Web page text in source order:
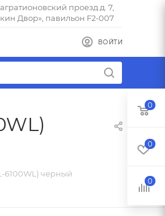
проезд д. 7,
Двор», павильон F2-007
ВОЙТИ
6100WL) черный
0
0
0